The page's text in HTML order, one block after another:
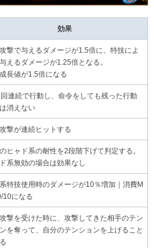
効果
撃で与えるダメージが1.5倍に、特技によ
えるダメージが1.25倍となる。
長値が1.5倍になる
連続で行動し、命令をしても残った行動
消えない
撃が連続ヒットする
ヒャド系の耐性を2段階下げて判定する。
系無効の場合は効果なし
特技使用時のダメージが10％増加｜消費M
10になる
撃を受けた時に、攻撃してきた相手のテン
を奪って、自分のテンションを上げること